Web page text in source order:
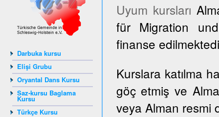
Darbuka kursu
Elişi Grubu
Oryantal Dans Kursu
Saz-kursu Baglama
Kursu
Türkçe Kursu
Uyum kursları
für Migration
finanse
Kurslara katılma
göç etmiş ve
veya Alman resmi